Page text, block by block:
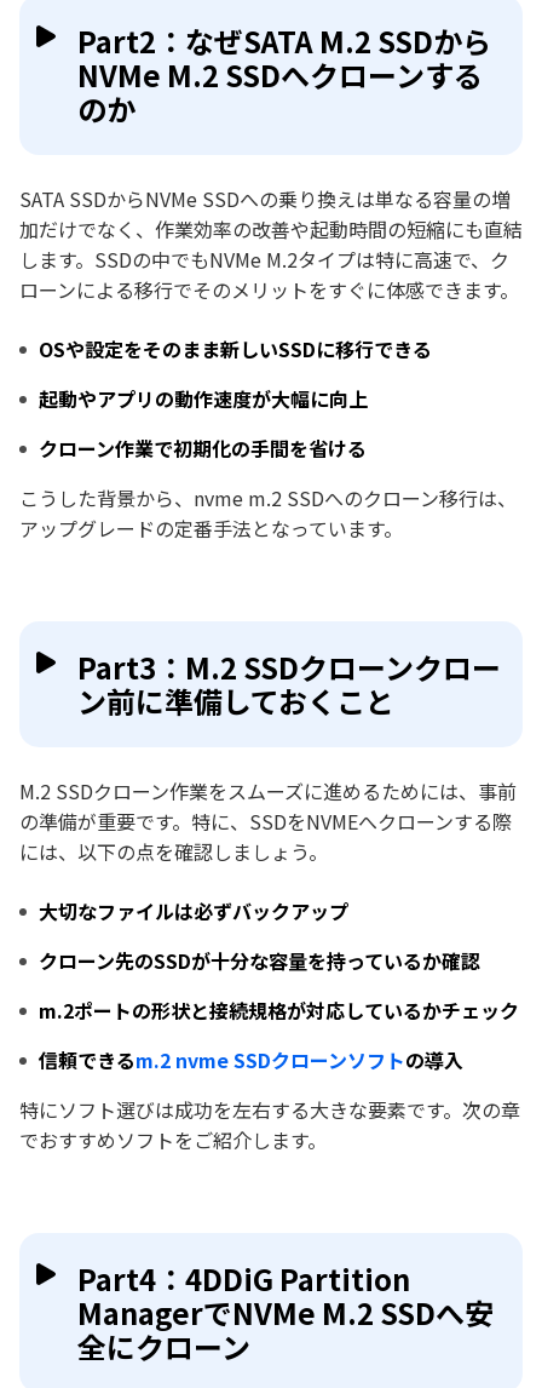
Part2：なぜSATA M.2 SSDから
NVMe M.2 SSDへクローンする
のか
SATA SSDからNVMe SSDへの乗り換えは単なる容量の増
加だけでなく、作業効率の改善や起動時間の短縮にも直結
します。SSDの中でもNVMe M.2タイプは特に高速で、ク
ローンによる移行でそのメリットをすぐに体感できます。
OSや設定をそのまま新しいSSDに移行できる
起動やアプリの動作速度が大幅に向上
クローン作業で初期化の手間を省ける
こうした背景から、nvme m.2 SSDへのクローン移行は、
アップグレードの定番手法となっています。
Part3：M.2 SSDクローンクロー
ン前に準備しておくこと
M.2 SSDクローン作業をスムーズに進めるためには、事前
の準備が重要です。特に、SSDをNVMEへクローンする際
には、以下の点を確認しましょう。
大切なファイルは必ずバックアップ
クローン先のSSDが十分な容量を持っているか確認
m.2ポートの形状と接続規格が対応しているかチェック
信頼できるm.2 nvme SSDクローンソフトの導入
特にソフト選びは成功を左右する大きな要素です。次の章
でおすすめソフトをご紹介します。
Part4：4DDiG Partition
ManagerでNVMe M.2 SSDへ安
全にクローン